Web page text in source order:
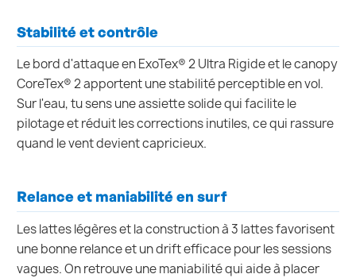
Stabilité et contrôle
Le bord d'attaque en ExoTex® 2 Ultra Rigide et le canopy
CoreTex® 2 apportent une stabilité perceptible en vol.
Sur l'eau, tu sens une assiette solide qui facilite le
pilotage et réduit les corrections inutiles, ce qui rassure
quand le vent devient capricieux.
Relance et maniabilité en surf
Les lattes légères et la construction à 3 lattes favorisent
une bonne relance et un drift efficace pour les sessions
vagues. On retrouve une maniabilité qui aide à placer